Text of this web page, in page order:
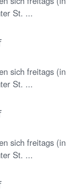
St. ...
sich freitags (in
St. ...
sich freitags (in
St. ...